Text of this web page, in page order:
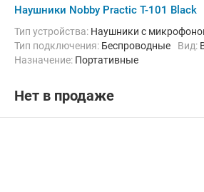
Наушники Nobby Practic T-101 Black
Тип устройства: Наушники с
Тип подключения: Беспроводные Вид:
Назначение: Портативные
Нет в продаже